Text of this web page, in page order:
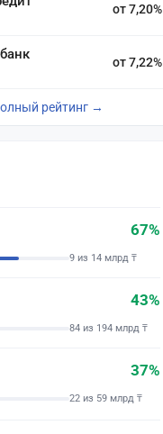
от 7,20%
от 7,22%
рейтинг →
67%
9 из 14 млрд ₸
43%
84 из 194 млрд ₸
37%
22 из 59 млрд ₸